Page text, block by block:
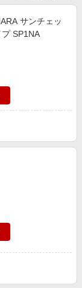
サンチェッ
SP1NA